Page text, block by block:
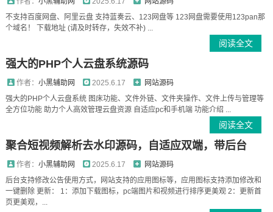
不支持百度网盘、阿里云盘 支持蓝奏云、123网盘等 123网盘需要使用123pan那
个域名！ 下载地址 (请及时转存，失效不补) ...
阅读全文
强大的PHP个人云盘系统源码
作者： 小黑辅助网 2025.6.17
网站源码
强大的PHP个人云盘系统 图床功能、文件外链、文件夹操作、文件上传与管理等
全方位功能 助力个人高效管理云盘资源 自适应pc和手机端 功能介绍 ...
阅读全文
聚合短视频解析去水印源码，自适应双端，带后台
作者： 小黑辅助网 2025.6.17
网站源码
后台支持修改公告使用方式，网站支持的应用图标等，应用图标支持添加修改和
一键删除 更新： 1：添加下载图标，pc端图片和视频进行排序更美观 2：更新首
页更美观，...